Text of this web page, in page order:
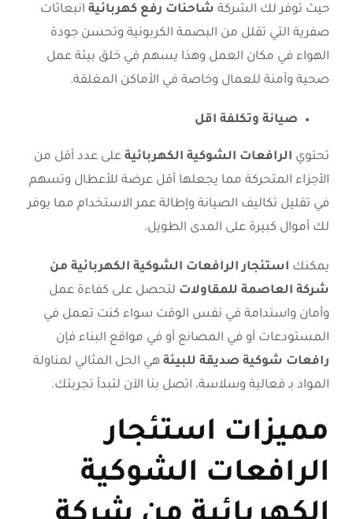
حيث توفر لك الشركة شاحنات رفع كهربائيةانبعاثات
صفرية التي تقلل من البصمة الكربونية وتحسن جودة
الهواء في مكان العمل وهذا يسهم في خلق بيئة عمل
صحية وآمنة للعمال وخاصة في الأماكن المغلقة.
صيانة وتكلفة اقل
تحتوي الرافعات الشوكية الكهربائيةعلى عدد أقل من
الأجزاء المتحركة مما يجعلها أقل عرضة للأعطال وتسهم
في تقليل تكاليف الصيانة وإطالة عمر الاستخدام مما يوفر
لك أموال كبيرة على المدى الطويل.
يمكنك استئجار الرافعات الشوكية الكهربائية من
شركة العاصمة للمقاولات لتحصل على كفاءة عمل
وأمان واستدامة في نفس الوقت سواء كنت تعمل في
المستودعات أو في المصانع أو في مواقع البناء فإن
رافعات شوكية صديقة للبيئة هي الحل المثالي لمناولة
المواد بـ فعالية وسلاسة، اتصل بنا الآن لتبدأ تجربتك.
مميزات استئجار
الرافعات الشوكية